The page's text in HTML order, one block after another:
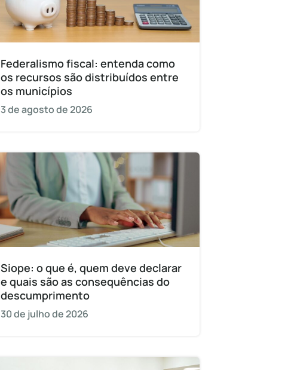
Federalismo fiscal: entenda como
os recursos são distribuídos entre
os municípios
3 de agosto de 2026
Siope: o que é, quem deve declarar
e quais são as consequências do
descumprimento
30 de julho de 2026